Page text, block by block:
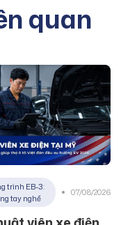
quan
trình EB-3:
tay nghề
07/08/2026